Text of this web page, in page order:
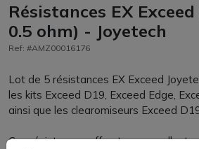
Résistances EX
0.5 ohm) - Joyetech
Ref: #AMZ00016176
Lot de 5 résistances EX Exceed
les kits Exceed D19, Exceed Edge,
ainsi que les clearomiseurs Exceed
Ces résistances offrent une excellente